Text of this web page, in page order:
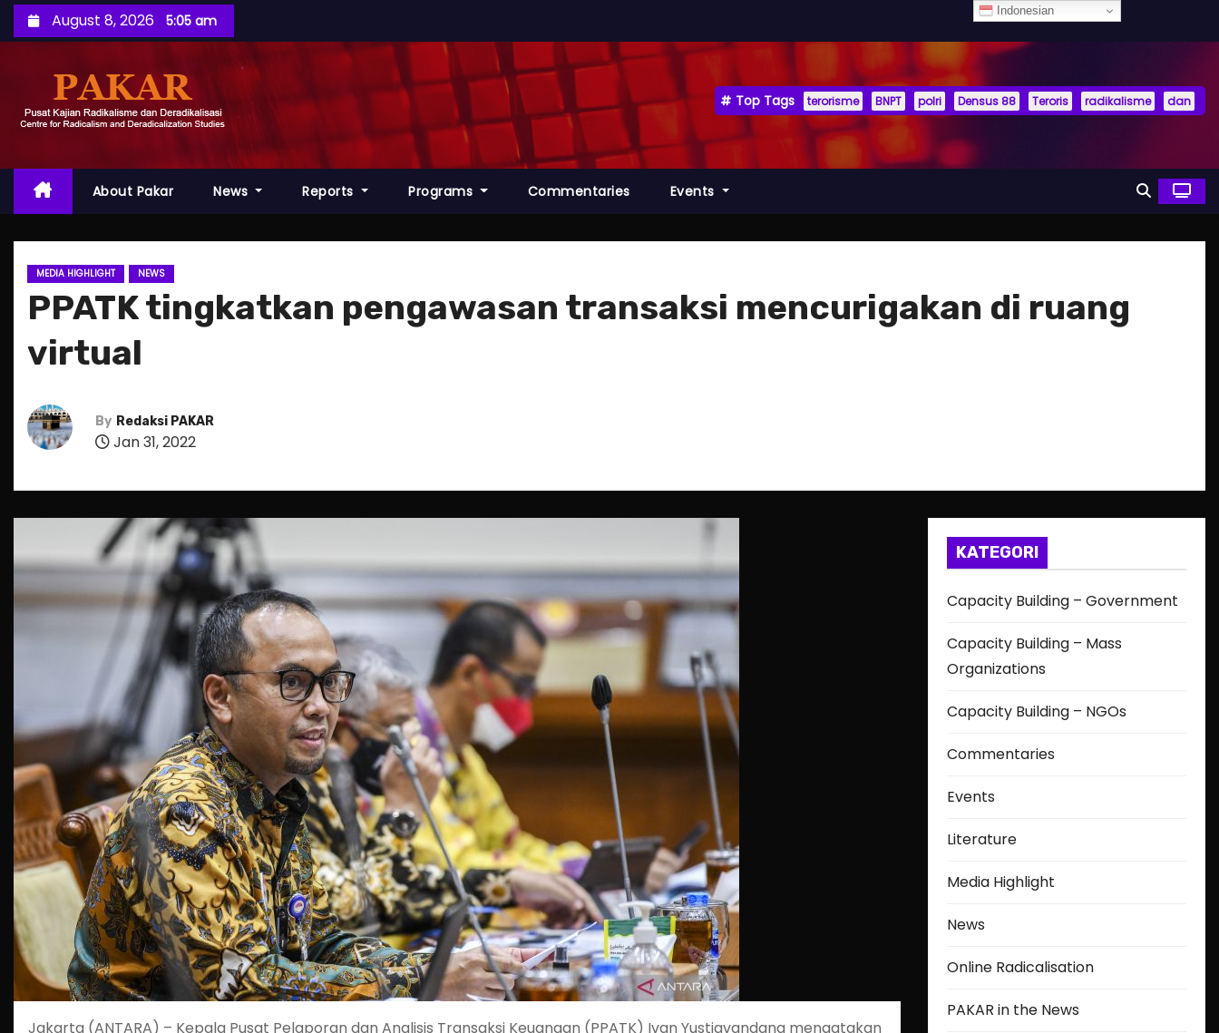
k
c
n
August 8, 2026 5:05 am
Top Tags terorisme BNPT polri Densus 88 Teroris radikalisme dan
About Pakar News Reports Programs Commentaries Events
MEDIA HIGHLIGHT NEWS
PPATK tingkatkan pengawasan transaksi mencurigakan di ruang
virtual
By Redaksi PAKAR
Jan 31, 2022
Jakarta (ANTARA) – Kepala Pusat Pelaporan dan Analisis Transaksi Keuangan (PPATK) Ivan Yustiavandana mengatakan
KATEGORI
Capacity Building – Government
Capacity Building – Mass
Organizations
Capacity Building – NGOs
Commentaries
Events
Literature
Media Highlight
News
Online Radicalisation
PAKAR in the News
Indonesian